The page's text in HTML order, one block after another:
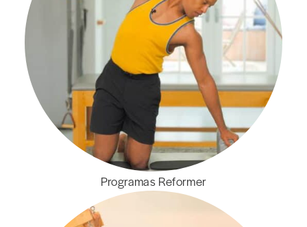
Programas Reformer